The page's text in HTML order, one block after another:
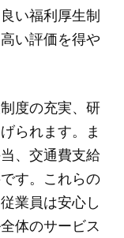
い福利厚生制
い評価を得や
度の充実、研
られます。ま
、交通費支給
す。これらの
業員は安心し
体のサービス